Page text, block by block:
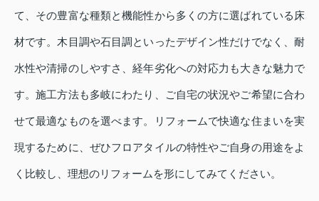
て、その豊富な種類と機能性から多くの方に選ばれている床
材です。木目調や石目調といったデザイン性だけでなく、耐
水性や清掃のしやすさ、経年劣化への対応力も大きな魅力で
す。施工方法も多岐にわたり、ご自宅の状況やご希望に合わ
せて最適なものを選べます。リフォームで快適な住まいを実
現するために、ぜひフロアタイルの特性やご自身の用途をよ
く比較し、理想のリフォームを形にしてみてください。